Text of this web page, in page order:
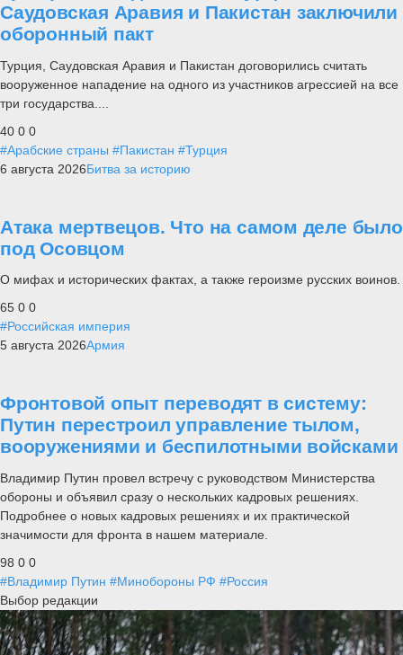
Саудовская Аравия и Пакистан заключили
оборонный пакт
Турция, Саудовская Аравия и Пакистан договорились считать
вооруженное нападение на одного из участников агрессией на все
три государства....
40 0 0
#Арабские страны #Пакистан #Турция
6 августа 2026Битва за историю
Атака мертвецов. Что на самом деле было
под Осовцом
О мифах и исторических фактах, а также героизме русских воинов.
65 0 0
#Российская империя
5 августа 2026Армия
Фронтовой опыт переводят в систему:
Путин перестроил управление тылом,
вооружениями и беспилотными войсками
Владимир Путин провел встречу с руководством Министерства
обороны и объявил сразу о нескольких кадровых решениях.
Подробнее о новых кадровых решениях и их практической
значимости для фронта в нашем материале.
98 0 0
#Владимир Путин #Минобороны РФ #Россия
Выбор редакции